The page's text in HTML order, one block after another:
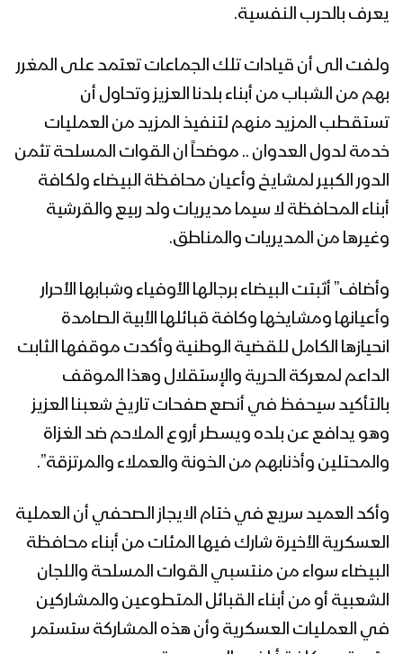
واللجان على مواقع المرتزقة في مكيراس
البيضاء – كسر زحف لمرتزقة العدوان على
تبة الأمن المركزي في قانية
العدوان في قانية
البيضاء – صد زحف للمرتزقة والمنافقين
في جبهة ناطع بعد اعلان العدوان وقف
اطلاق النار
البيضاء – استهداف مواقع للمنافقين
بالمدفعية واقتحام ليلي على مواقعهم
في قانية
المنافقين واحراق مخزن اسلحة في ناطع
البيضاء – قنص احد المرتزقة في جبهة
قانية
يعرف بالحرب النفسية.
ولفت الى أن قيادات تلك الجماعات تعتمد على المغرر
بهم من الشباب من أبناء بلدنا العزيز وتحاول أن
تستقطب المزيد منهم لتنفيذ المزيد من العمليات
خدمة لدول العدوان .. موضحاً ان القوات المسلحة تثمن
الدور الكبير لمشايخ وأعيان محافظة البيضاء ولكافة
أبناء المحافظة لا سيما مديريات ولد ربيع والقرشية
وغيرها من المديريات والمناطق.
وأضاف” أثبتت البيضاء برجالها الأوفياء وشبابها الأحرار
وأعيانها ومشايخها وكافة قبائلها الأبية الصامدة
انحيازها الكامل للقضية الوطنية وأكدت موقفها الثابت
الداعم لمعركة الحرية والإستقلال وهذا الموقف
بالتأكيد سيحفظ في أنصع صفحات تاريخ شعبنا العزيز
وهو يدافع عن بلده ويسطر أروع الملاحم ضد الغزاة
والمحتلين وأذنابهم من الخونة والعملاء والمرتزقة”.
وأكد العميد سريع في ختام الايجاز الصحفي أن العملية
العسكرية الأخيرة شارك فيها المئات من أبناء محافظة
البيضاء سواء من منتسبي القوات المسلحة واللجان
الشعبية أو من أبناء القبائل المتطوعين والمشاركين
في العمليات العسكرية وأن هذه المشاركة ستستمر